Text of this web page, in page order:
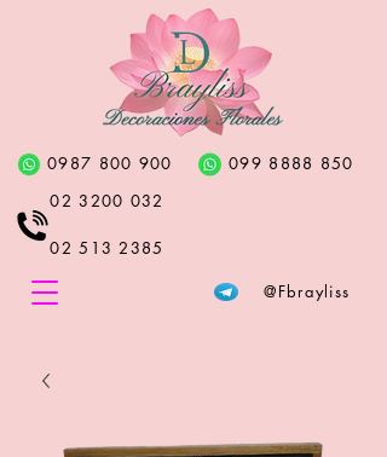
@Fbrayliss
0987 800 900
02 3200 032
02 513 2385
099 8888 850